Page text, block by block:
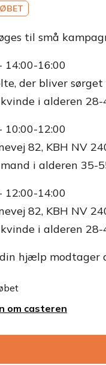
til små
14:00-16:00
der bliver
kvinde i alderen
10:00-12:00
82, KBH NV
mand i alderen 35-
12:00-14:00
82, KBH NV
kvinde i alderen
hjælp modtager
om casteren